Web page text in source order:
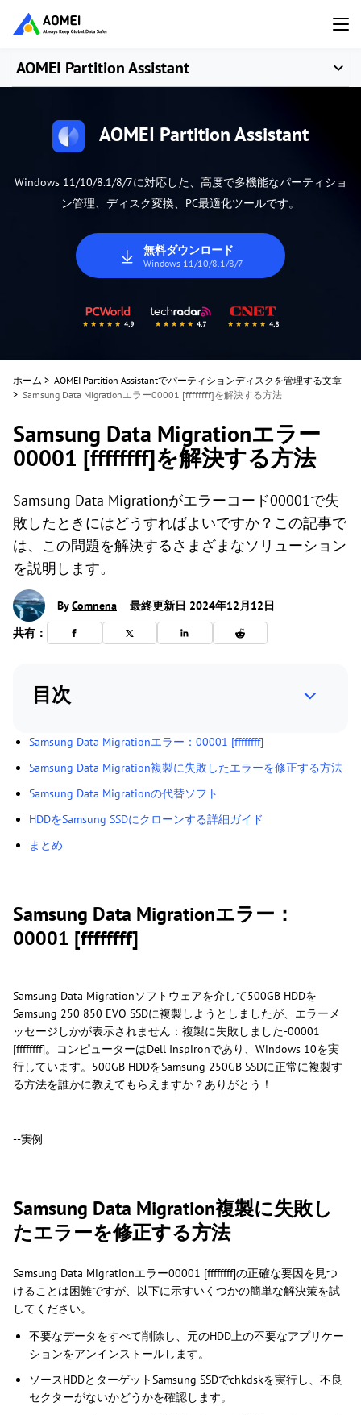
AOMEI Partition Assistant
AOMEI Partition Assistant
Windows 11/10/8.1/8/7に対応した、高度で多機能なパーティショ
ン管理、ディスク変換、PC最適化ツールです。
無料ダウンロード
Windows 11/10/8.1/8/7
ホーム > AOMEI Partition Assistantでパーティションディスクを管理する文章
> Samsung Data Migrationエラー00001 [ffffffff]を解決する方法
Samsung Data Migrationエラー
00001 [ffffffff]を解決する方法
Samsung Data Migrationがエラーコード00001で失
敗したときにはどうすればよいですか？この記事で
は、この問題を解決するさまざまなソリューション
を説明します。
ByComnena
最終更新日 2024年12月12日
共有：
目次
Samsung Data Migrationエラー：00001 [ffffffff]
Samsung Data Migration複製に失敗したエラーを修正する方法
Samsung Data Migrationの代替ソフト
HDDをSamsung SSDにクローンする詳細ガイド
まとめ
Samsung Data Migrationエラー：
00001 [ffffffff]
Samsung Data Migrationソフトウェアを介して500GB HDDを
Samsung 250 850 EVO SSDに複製しようとしましたが、エラーメ
ッセージしかが表示されません：複製に失敗しました-00001
[ffffffff]。コンピューターはDell Inspironであり、Windows 10を実
行しています。500GB HDDをSamsung 250GB SSDに正常に複製す
る方法を誰かに教えてもらえますか？ありがとう！
--実例
Samsung Data Migration複製に失敗し
たエラーを修正する方法
Samsung Data Migrationエラー00001 [ffffffff]の正確な要因を見つ
けることは困難ですが、以下に示すいくつかの簡単な解決策を試
してください。
不要なデータをすべて削除し、元のHDD上の不要なアプリケー
ションをアンインストールします。
ソースHDDとターゲットSamsung SSDでchkdskを実行し、不良
セクターがないかどうかを確認します。